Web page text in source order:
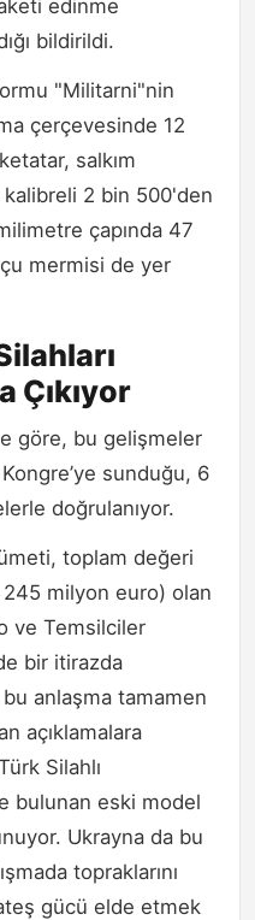
edinme
bildirildi.
"Militarni"nin
çerçevesinde 12
salkım
2 bin 500'den
çapında 47
mermisi de yer
Çıkıyor
göre, bu gelişmeler
Kongre’ye sunduğu, 6
doğrulanıyor.
toplam değeri
milyon euro) olan
ve Temsilciler
bir itirazda
anlaşma tamamen
açıklamalara
Silahlı
bulunan eski model
Ukrayna da bu
topraklarını
gücü elde etmek